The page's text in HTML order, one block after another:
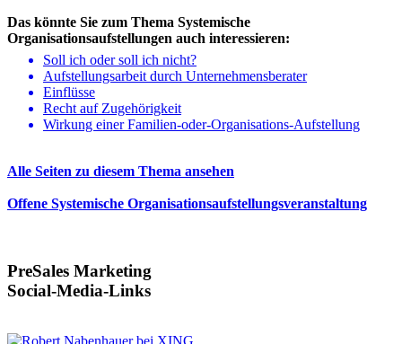
Das könnte Sie zum Thema Systemische
Organisationsaufstellungen auch interessieren:
Soll ich oder soll ich nicht?
Aufstellungsarbeit durch Unternehmensberater
Einflüsse
Recht auf Zugehörigkeit
Wirkung einer Familien-oder-Organisations-Aufstellung
Alle Seiten zu diesem Thema ansehen
Offene Systemische Organisationsaufstellungsveranstaltung
PreSales Marketing
Social-Media-Links